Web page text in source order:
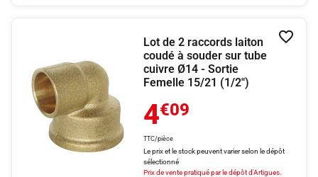
Lot de 2 raccords laiton
coudé à souder sur tube
cuivre Ø14 - Sortie
Femelle 15/21 (1/2")
4€09
TTC/pièce
Le prix et le stock peuvent varier selon le dépôt
sélectionné
Prix de vente pratiqué par le dépôt d'Artigues.